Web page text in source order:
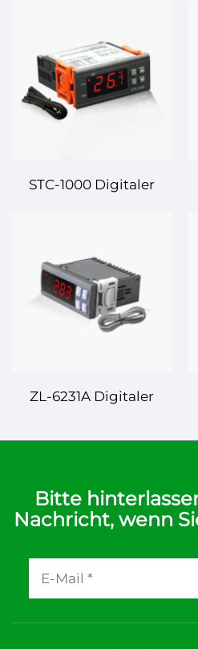
Doppel-Funktion,
Hochgenaue Regelung
STC-1000 Digitaler
zuverlässige
Temperatursteuerung
ZL-6231A Digitaler
Feuchtigkeitsregler –
für Ihre Umgebung
Bitte
Nachricht, wenn